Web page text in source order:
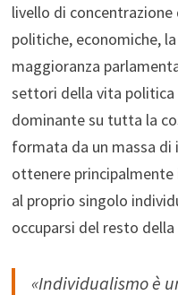
livello di
politiche, economiche,
maggioranza
settori della vita politica
dominante su tutta la
formata da un massa
ottenere principalmente
al proprio singolo
occuparsi del resto
«Individualismo è